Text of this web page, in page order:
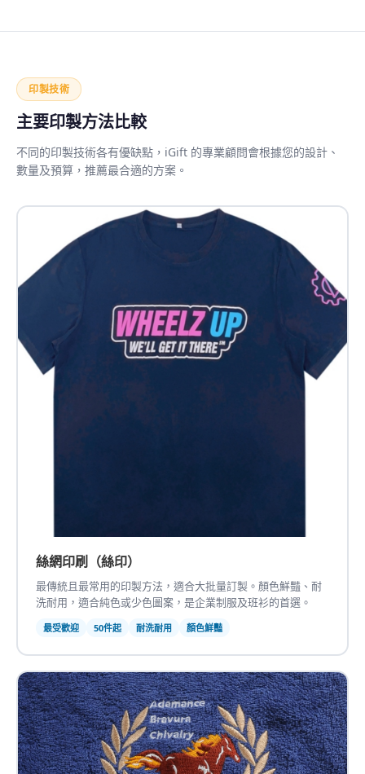
印製技術
主要印製方法比較
不同的印製技術各有優缺點，iGift 的專業顧問會根據您的設計、
數量及預算，推薦最合適的方案。
絲網印刷（絲印）
最傳統且最常用的印製方法，適合大批量訂製。顏色鮮豔、耐
洗耐用，適合純色或少色圖案，是企業制服及班衫的首選。
最受歡迎 50件起 耐洗耐用 顏色鮮豔